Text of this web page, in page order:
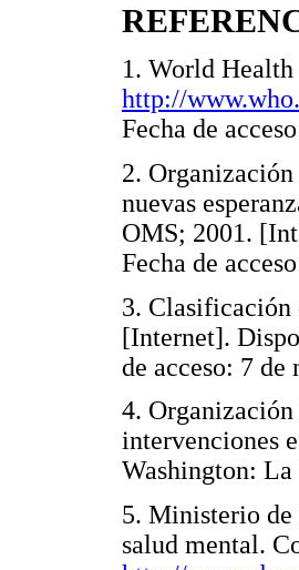
1. World
http://
Fecha de
2.
nuevas
OMS; 2001.
Fecha de
3. Clasificación
[Internet].
de acceso: 7
4.
intervenciones
Washington:
5. Ministerio de
salud mental.